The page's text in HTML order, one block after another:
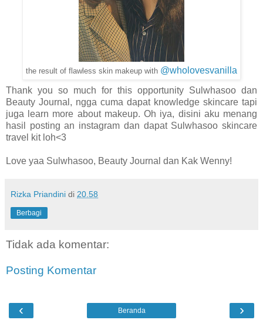
the result of flawless skin makeup with @wholovesvanilla
Thank you so much for this opportunity Sulwhasoo dan
Beauty Journal, ngga cuma dapat knowledge skincare tapi
juga learn more about makeup. Oh iya, disini aku menang
hasil posting an instagram dan dapat Sulwhasoo skincare
travel kit loh<3
Love yaa Sulwhasoo, Beauty Journal dan Kak Wenny!
Rizka Priandini di 20.58
Berbagi
Tidak ada komentar:
Posting Komentar
‹ ›
Beranda